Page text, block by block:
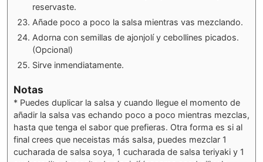
reservaste.
Añade poco a poco la salsa mientras vas mezclando.
Adorna con semillas de ajonjolí y cebollines picados.
(Opcional)
Sirve inmendiatamente.
Notas
* Puedes duplicar la salsa y cuando llegue el momento de
añadir la salsa vas echando poco a poco mientras mezclas,
hasta que tenga el sabor que prefieras. Otra forma es si al
final crees que neceistas más salsa, puedes mezclar 1
cucharada de salsa soya, 1 cucharada de salsa teriyaki y 1